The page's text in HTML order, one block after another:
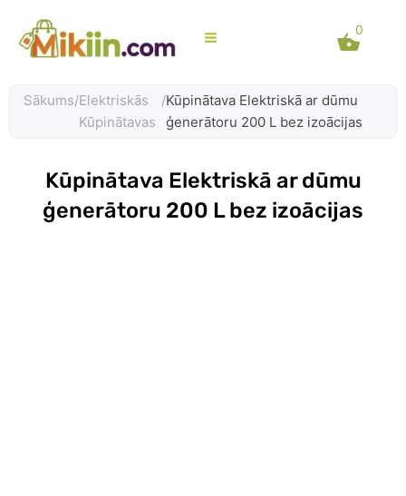
content
0
Sākums/Elektriskās
Kūpinātavas
/Kūpinātava Elektriskā ar dūmu
ģenerātoru 200 L bez izoācijas
Kūpinātava Elektriskā ar dūmu
ģenerātoru 200 L bez izoācijas